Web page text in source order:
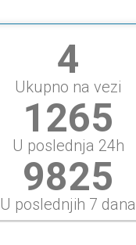
5
Ukupno na vezi
1460
U poslednja 24h
11337
U poslednjih 7 dana